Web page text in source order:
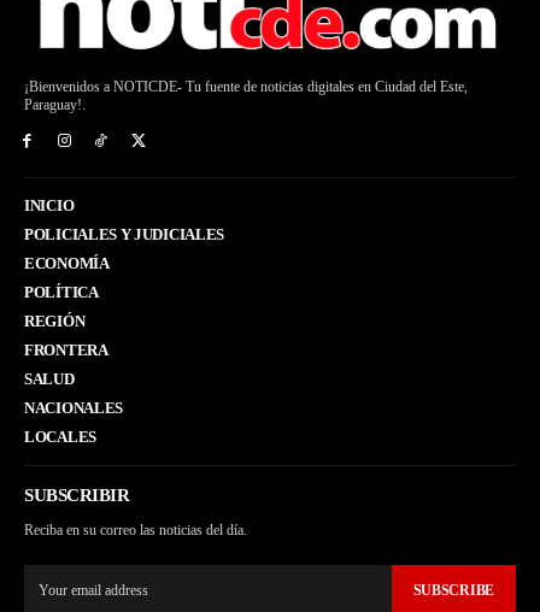
¡Bienvenidos a NOTICDE- Tu fuente de noticias digitales en Ciudad del Este,
Paraguay!.
INICIO
POLICIALES Y JUDICIALES
ECONOMÍA
POLÍTICA
REGIÓN
FRONTERA
SALUD
NACIONALES
LOCALES
SUBSCRIBIR
Reciba en su correo las noticias del día.
SUBSCRIBE